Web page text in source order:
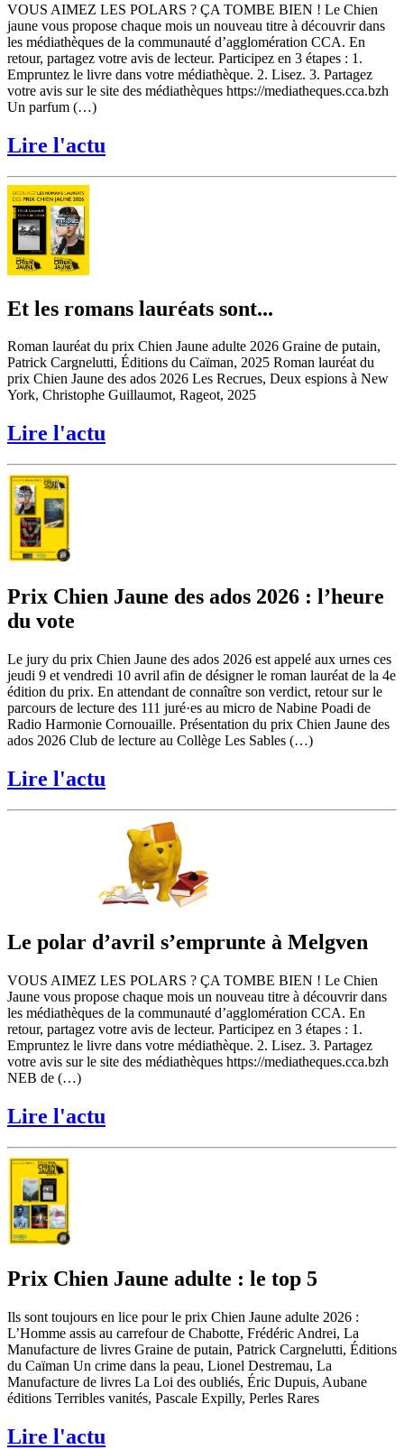
VOUS AIMEZ LES POLARS ? ÇA TOMBE BIEN ! Le Chien
jaune vous propose chaque mois un nouveau titre à découvrir dans
les médiathèques de la communauté d’agglomération CCA. En
retour, partagez votre avis de lecteur. Participez en 3 étapes : 1.
Empruntez le livre dans votre médiathèque. 2. Lisez. 3. Partagez
votre avis sur le site des médiathèques https://mediatheques.cca.bzh
Un parfum (…)
Lire l'actu
Et les romans lauréats sont...
Roman lauréat du prix Chien Jaune adulte 2026 Graine de putain,
Patrick Cargnelutti, Éditions du Caïman, 2025 Roman lauréat du
prix Chien Jaune des ados 2026 Les Recrues, Deux espions à New
York, Christophe Guillaumot, Rageot, 2025
Lire l'actu
Prix Chien Jaune des ados 2026 : l’heure
du vote
Le jury du prix Chien Jaune des ados 2026 est appelé aux urnes ces
jeudi 9 et vendredi 10 avril afin de désigner le roman lauréat de la 4e
édition du prix. En attendant de connaître son verdict, retour sur le
parcours de lecture des 111 juré·es au micro de Nabine Poadi de
Radio Harmonie Cornouaille. Présentation du prix Chien Jaune des
ados 2026 Club de lecture au Collège Les Sables (…)
Lire l'actu
Le polar d’avril s’emprunte à Melgven
VOUS AIMEZ LES POLARS ? ÇA TOMBE BIEN ! Le Chien
Jaune vous propose chaque mois un nouveau titre à découvrir dans
les médiathèques de la communauté d’agglomération CCA. En
retour, partagez votre avis de lecteur. Participez en 3 étapes : 1.
Empruntez le livre dans votre médiathèque. 2. Lisez. 3. Partagez
votre avis sur le site des médiathèques https://mediatheques.cca.bzh
NEB de (…)
Lire l'actu
Prix Chien Jaune adulte : le top 5
Ils sont toujours en lice pour le prix Chien Jaune adulte 2026 :
L’Homme assis au carrefour de Chabotte, Frédéric Andrei, La
Manufacture de livres Graine de putain, Patrick Cargnelutti, Éditions
du Caïman Un crime dans la peau, Lionel Destremau, La
Manufacture de livres La Loi des oubliés, Éric Dupuis, Aubane
éditions Terribles vanités, Pascale Expilly, Perles Rares
Lire l'actu